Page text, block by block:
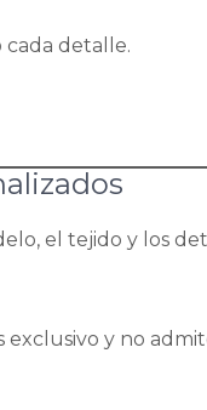
cada detalle.
el tejido y los
y no